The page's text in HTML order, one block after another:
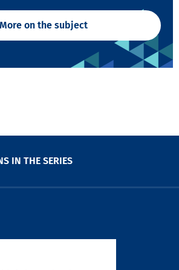
More on the subject
IN THE SERIES